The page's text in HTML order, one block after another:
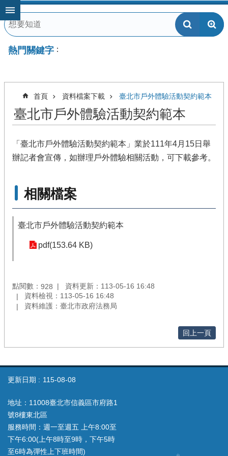
跳到主要內容區塊
熱門關鍵字
首頁 資料檔案下載 臺北市戶外體驗活動契約範本
臺北市戶外體驗活動契約範本
「臺北市戶外體驗活動契約範本」業於111年4月15日舉
辦記者會宣傳，如辦理戶外體驗相關活動，可下載參考。
相關檔案
臺北市戶外體驗活動契約範本
pdf(153.64 KB)
點閱數： 928
資料更新：113-05-16 16:48
資料檢視：113-05-16 16:48
資料維護：臺北市政府法務局
回上一頁
更新日期 115-08-08
地址：11008臺北市信義區市府路1
號8樓東北區
服務時間：週一至週五 上午8:00至
下午6:00(上午8時至9時，下午5時
至6時為彈性上下班時間)